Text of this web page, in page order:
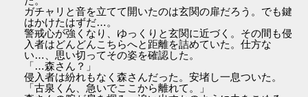
ガチャリと音を立てて開いたのは玄関の扉だろう。でも鍵
はかけたはずだ…。
警戒心が強くなり、ゆっくりと玄関に近づく。その間も侵
入者はどんどんこちらへと距離を詰めていた。仕方な
い…、思い切ってその姿を確認した。
「…森さん？」
侵入者は紛れもなく森さんだった。安堵し一息ついた。
「古泉くん、急いでここから離れて。」